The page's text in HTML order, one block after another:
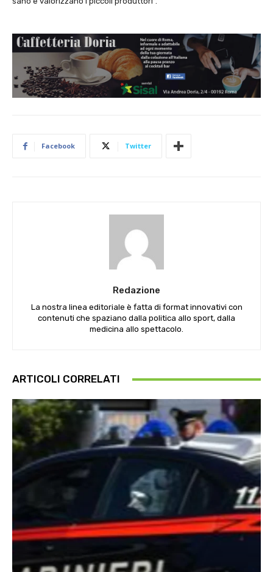
Facebook Twitter
Redazione
La nostra linea editoriale è fatta di format innovativi con
contenuti che spaziano dalla politica allo sport, dalla
medicina allo spettacolo.
ARTICOLI CORRELATI